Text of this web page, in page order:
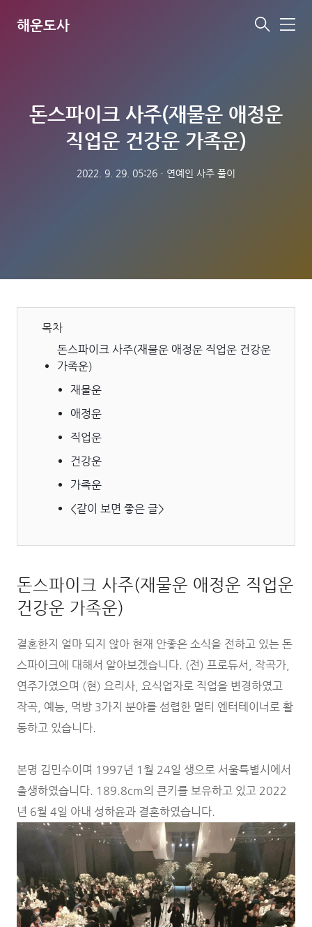
해운도사
메
돈스파이크 사주(재물운 애정운
직업운 건강운 가족운)
2022. 9. 29. 05:26 ㆍ 연예인 사주 풀이
목차
돈스파이크 사주(재물운 애정운 직업운 건강운
가족운)
재물운
애정운
직업운
건강운
가족운
<같이 보면 좋은 글>
돈스파이크 사주(재물운 애정운 직업운
건강운 가족운)
결혼한지 얼마 되지 않아 현재 안좋은 소식을 전하고 있는 돈
스파이크에 대해서 알아보겠습니다. (전) 프로듀서, 작곡가,
연주가였으며 (현) 요리사, 요식업자로 직업을 변경하였고
작곡, 예능, 먹방 3가지 분야를 섬렵한 멀티 엔터테이너로 활
동하고 있습니다.
본명 김민수이며 1997년 1월 24일 생으로 서울특별시에서
출생하였습니다. 189.8cm의 큰키를 보유하고 있고 2022
년 6월 4일 아내 성하윤과 결혼하였습니다.